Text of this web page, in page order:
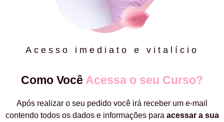
Acesso imediato e vitalício
Como Você Acessa o seu Curso?
Após realizar o seu pedido você irá receber um e-mail
contendo todos os dados e informações para acessar a sua